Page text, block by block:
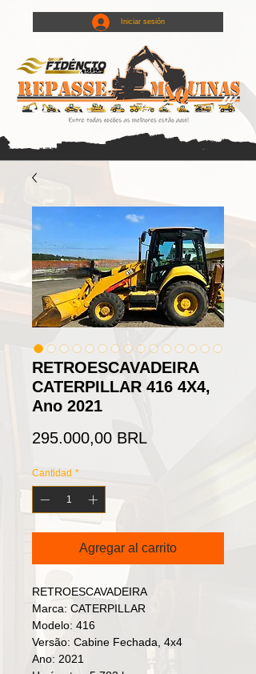
Iniciar sesión
RETROESCAVADEIRA
CATERPILLAR 416 4X4,
Ano 2021
295.000,00 BRL
Cantidad *
Agregar al carrito
RETROESCAVADEIRA
Marca: CATERPILLAR
Modelo: 416
Versão: Cabine Fechada, 4x4
Ano: 2021